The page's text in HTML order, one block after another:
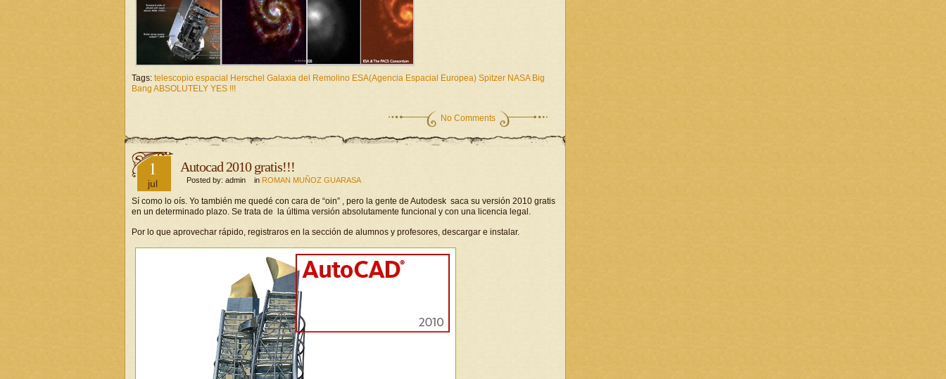
Tags: telescopio espacial Herschel Galaxia del Remolino ESA(Agencia Espacial Europea) Spitzer NASA Big
Bang ABSOLUTELY YES !!!
No Comments
1
jul
Autocad 2010 gratis!!!
Posted by: admin in ROMAN MUÑOZ GUARASA
Sí como lo oís. Yo también me quedé con cara de “oin” , pero la gente de Autodesk saca su versión 2010 gratis
en un determinado plazo. Se trata de la última versión absolutamente funcional y con una licencia legal.
Por lo que aprovechar rápido, registraros en la sección de alumnos y profesores, descargar e instalar.